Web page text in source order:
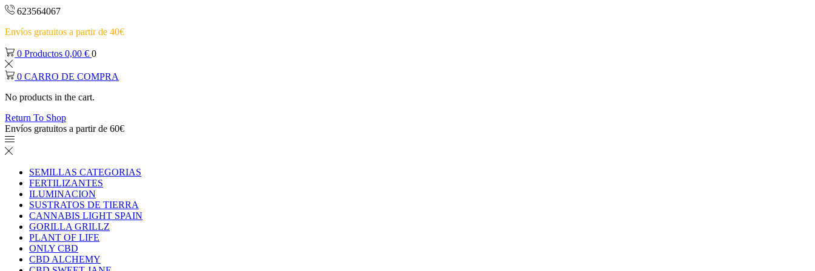
623564067
Envíos gratuitos a partir de 40€
0 Productos 0,00 € 0
0 CARRO DE COMPRA
No products in the cart.
Return To Shop
Envíos gratuitos a partir de 60€
SEMILLAS CATEGORIAS
FERTILIZANTES
ILUMINACION
SUSTRATOS DE TIERRA
CANNABIS LIGHT SPAIN
GORILLA GRILLZ
PLANT OF LIFE
ONLY CBD
CBD ALCHEMY